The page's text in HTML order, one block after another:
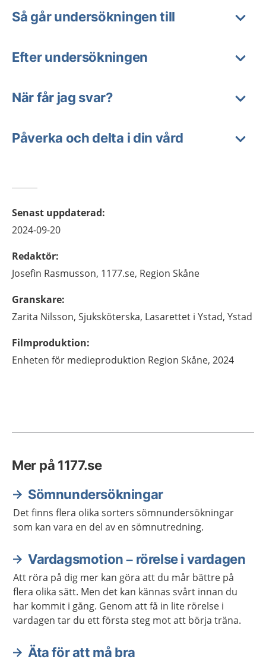
Så går undersökningen till
Efter undersökningen
När får jag svar?
Påverka och delta i din vård
Senast uppdaterad:
2024-09-20
Redaktör:
Josefin Rasmusson, 1177.se, Region Skåne
Granskare:
Zarita Nilsson, Sjuksköterska, Lasarettet i Ystad, Ystad
Filmproduktion:
Enheten för medieproduktion Region Skåne, 2024
Mer på 1177.se
Sömnundersökningar
Det finns flera olika sorters sömnundersökningar
som kan vara en del av en sömnutredning.
Vardagsmotion – rörelse i vardagen
Att röra på dig mer kan göra att du mår bättre på
flera olika sätt. Men det kan kännas svårt innan du
har kommit i gång. Genom att få in lite rörelse i
vardagen tar du ett första steg mot att börja träna.
Äta för att må bra